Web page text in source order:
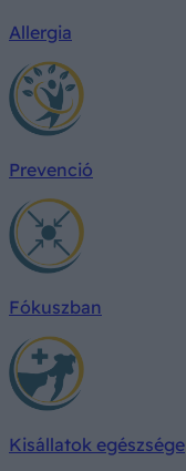
Allergia
Prevenció
Fókuszban
Kisállatok egészsége